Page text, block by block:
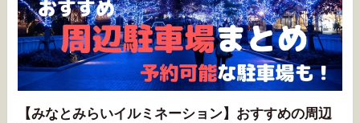
【みなとみらいイルミネーション】おすすめの周辺